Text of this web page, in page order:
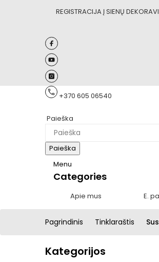
REGISTRACIJA Į SIENŲ
+370 605 06540
Paieška
Paieška
Menu
Categories
Apie mus E.
Pagrindinis Tinklaraštis
Kategorijos